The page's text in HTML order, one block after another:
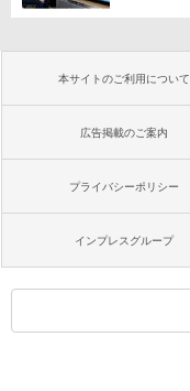
本サイトのご利用について
広告掲載のご案内
プライバシーポリシー
インプレスグループ